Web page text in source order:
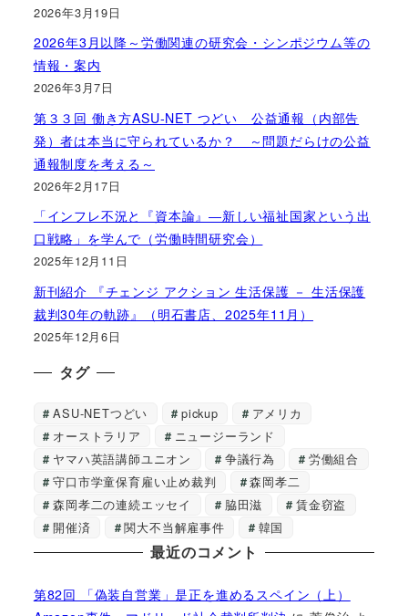
2026年3月19日
2026年3月以降～労働関連の研究会・シンポジウム等の
情報・案内
2026年3月7日
第３３回 働き方ASU-NET つどい 公益通報（内部告
発）者は本当に守られているか？ ～問題だらけの公益
通報制度を考える～
2026年2月17日
「インフレ不況と『資本論』―新しい福祉国家という出
口戦略」を学んで（労働時間研究会）
2025年12月11日
新刊紹介 『チェンジ アクション 生活保護 － 生活保護
裁判30年の軌跡』（明石書店、2025年11月）
2025年12月6日
タグ
ASU-NETつどい pickup
アメリカ
オーストラリア
ニュージーランド
ヤマハ英語講師ユニオン
争議行為
労働組合
守口市学童保育雇い止め裁判
森岡孝二
森岡孝二の連続エッセイ
脇田滋
賃金窃盗
開催済
関大不当解雇事件 韓国
最近のコメント
第82回 「偽装自営業」是正を進めるスペイン（上）